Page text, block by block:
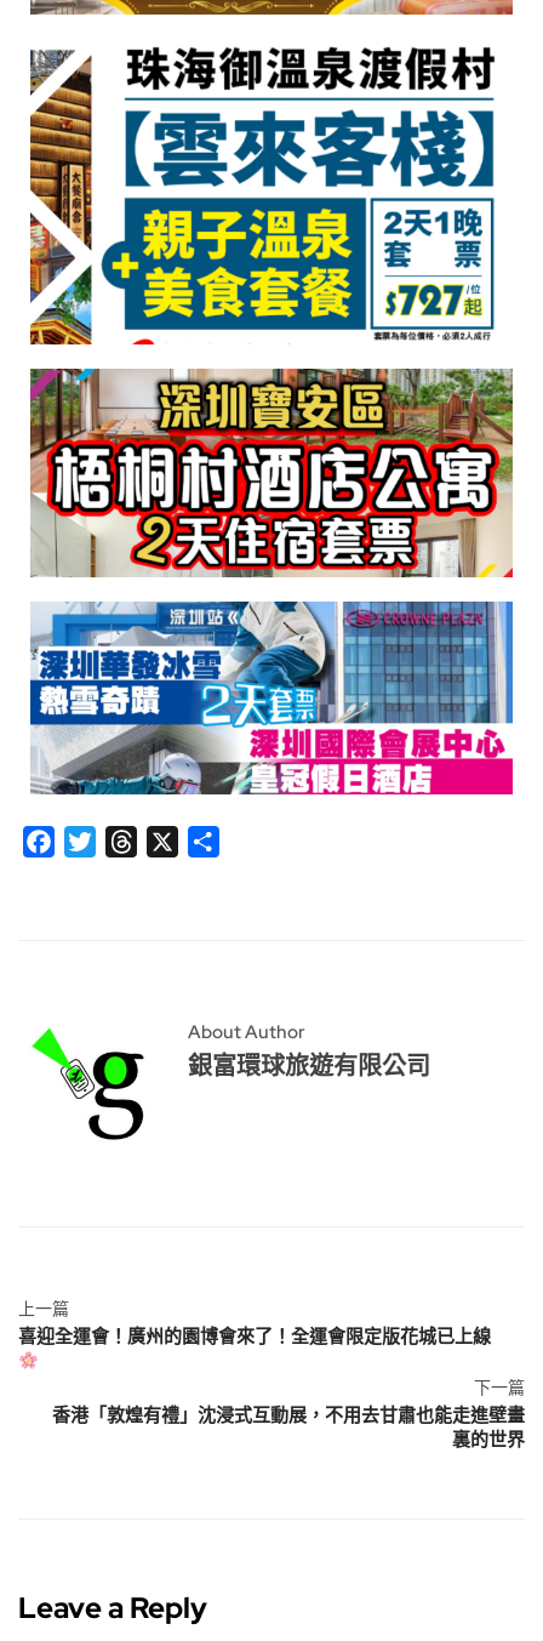
FacebookTwitterThreads
About Author
銀富環球旅遊有限公司
上一篇
喜迎全運會！廣州的園博會來了！全運會限定版花城已上線
下一篇
香港「敦煌有禮」沈浸式互動展，不用去甘肅也能走進壁畫
裏的世界
Leave a Reply